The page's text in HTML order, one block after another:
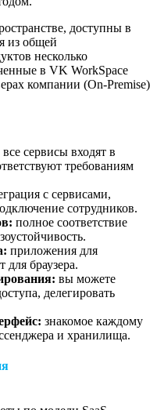
доступны в
из общей
несколько
в VK WorkSpace
компании (On-Premise)
все сервисы входят в
требованиям
с сервисами,
сотрудников.
полное соответствие
приложения для
браузера.
вы можете
делегировать
знакомое каждому
и хранилища.